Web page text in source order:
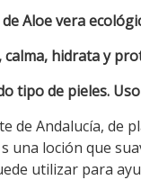
de Aloe vera
calma, hidrata y
tipo de pieles.
de Andalucía, de
una loción que
utilizar para